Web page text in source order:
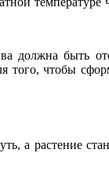
должна быть
того, чтобы
а растение